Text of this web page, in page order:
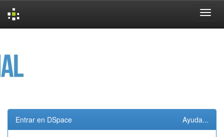
Entrar en DSpace Ayuda...